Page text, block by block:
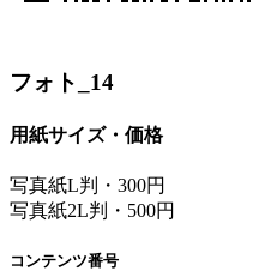
フォト_14
用紙サイズ・価格
写真紙L判・300円
写真紙2L判・500円
コンテンツ番号